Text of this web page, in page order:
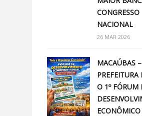
CONGRESSO
NACIONAL
26 MAR 2026
MACAÚBAS
PREFEITURA
O 1º FÓRUM